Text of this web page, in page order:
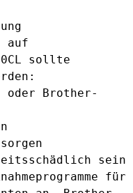
auf
sollte
oder Brother-
sein
für